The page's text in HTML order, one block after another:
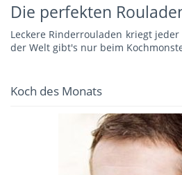
Die perfekten
Leckere Rinderrouladen kriegt
der Welt gibt's nur beim
Koch des Monats